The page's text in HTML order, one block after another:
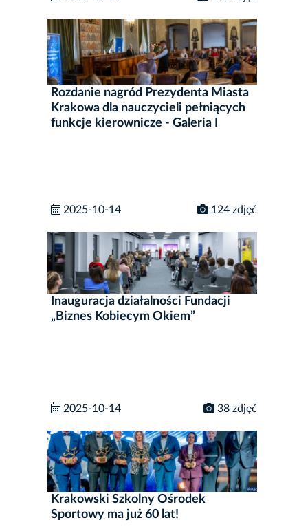
Rozdanie nagród Prezydenta Miasta
Krakowa dla nauczycieli pełniących
funkcje kierownicze - Galeria I
2025-10-14 124 zdjęć
Inauguracja działalności Fundacji
„Biznes Kobiecym Okiem”
2025-10-14 38 zdjęć
Krakowski Szkolny Ośrodek
Sportowy ma już 60 lat!